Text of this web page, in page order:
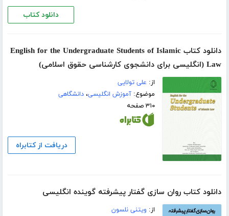
دانلود کتاب
دانلود کتاب English for the Undergraduate Students of Islamic
Law (انگلیسی برای دانشجوی کارشناسی حقوق اسلامی)
از: علی تولایی
موضوع:آموزش انگلیسی،دانشگاهی
۳۱۰ صفحه
دریافت از کتابراه
دانلود کتاب روان سازی گفتار پیشرفته گوینده انگلیسی
از: ویتنی نلسون